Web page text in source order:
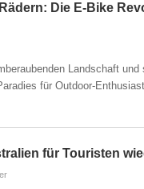
Die E-Bike
Landschaft und
für Outdoor-
für Touristen